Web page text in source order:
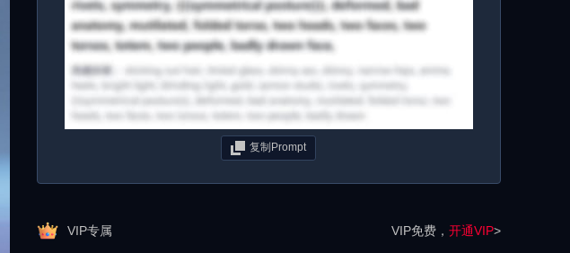
复制Prompt
VIP专属 VIP免费， 开通VIP>